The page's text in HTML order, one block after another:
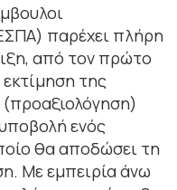
παρέχει πλήρη
από τον πρώτο
της
ενός
θα αποδώσει τη
Με εμπειρία άνω